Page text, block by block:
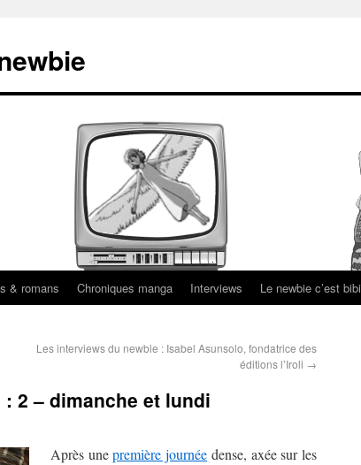
& romans Chroniques manga Interviews Le newbie c’est bibi
Les interviews du newbie : Isabel Asunsolo, fondatrice des
éditions l’Iroli →
2 – dimanche et lundi
Après unepremière journée dense, axée sur les